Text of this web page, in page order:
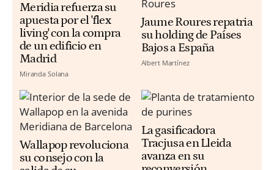
Meridia refuerza su
apuesta por el 'flex
living' con la compra
de un edificio en
Madrid
Miranda Solana
Jaume Roures repatria
su holding de Países
Bajos a España
Albert Martínez
Wallapop revoluciona
su consejo con la
La gasificadora
Tracjusa en Lleida
avanza en su